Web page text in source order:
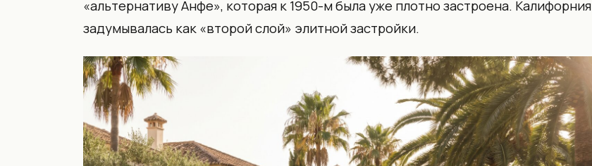
«альтернативу Анфе», которая к 1950-м была уже плотно застроена. Калифорния
задумывалась как «второй слой» элитной застройки.